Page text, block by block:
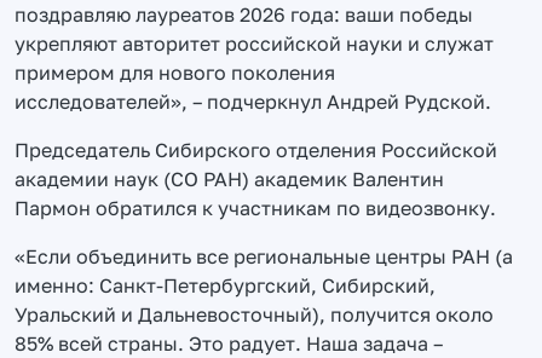
поздравляю лауреатов 2026 года: ваши победы
укрепляют авторитет российской науки и служат
примером для нового поколения
исследователей», – подчеркнул Андрей Рудской.
Председатель Сибирского отделения Российской
академии наук (СО РАН) академик Валентин
Пармон обратился к участникам по видеозвонку.
«Если объединить все региональные центры РАН (а
именно: Санкт-Петербургский, Сибирский,
Уральский и Дальневосточный), получится около
85% всей страны. Это радует. Наша задача –